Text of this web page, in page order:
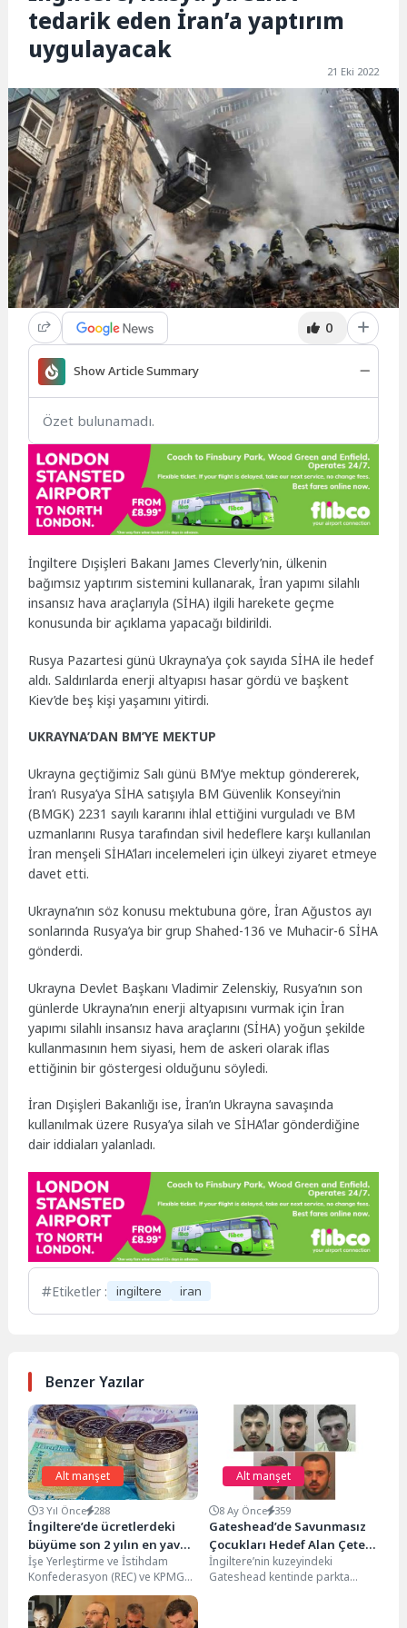
tedarik eden İran’a yaptırım
uygulayacak
21 Eki 2022
0
Show Article Summary
Özet bulunamadı.
İngiltere Dışişleri Bakanı James Cleverly’nin, ülkenin
bağımsız yaptırım sistemini kullanarak, İran yapımı silahlı
insansız hava araçlarıyla (SİHA) ilgili harekete geçme
konusunda bir açıklama yapacağı bildirildi.
Rusya Pazartesi günü Ukrayna’ya çok sayıda SİHA ile hedef
aldı. Saldırılarda enerji altyapısı hasar gördü ve başkent
Kiev’de beş kişi yaşamını yitirdi.
UKRAYNA’DAN BM’YE MEKTUP
Ukrayna geçtiğimiz Salı günü BM’ye mektup göndererek,
İran’ı Rusya’ya SİHA satışıyla BM Güvenlik Konseyi’nin
(BMGK) 2231 sayılı kararını ihlal ettiğini vurguladı ve BM
uzmanlarını Rusya tarafından sivil hedeflere karşı kullanılan
İran menşeli SİHA’ları incelemeleri için ülkeyi ziyaret etmeye
davet etti.
Ukrayna’nın söz konusu mektubuna göre, İran Ağustos ayı
sonlarında Rusya’ya bir grup Shahed-136 ve Muhacir-6 SİHA
gönderdi.
Ukrayna Devlet Başkanı Vladimir Zelenskiy, Rusya’nın son
günlerde Ukrayna’nın enerji altyapısını vurmak için İran
yapımı silahlı insansız hava araçlarını (SİHA) yoğun şekilde
kullanmasının hem siyasi, hem de askeri olarak iflas
ettiğinin bir göstergesi olduğunu söyledi.
İran Dışişleri Bakanlığı ise, İran’ın Ukrayna savaşında
kullanılmak üzere Rusya’ya silah ve SİHA’lar gönderdiğine
dair iddiaları yalanladı.
Etiketler : ingiltere iran
Benzer Yazılar
Alt manşet
3 Yıl Önce 288
İngiltere’de ücretlerdeki
büyüme son 2 yılın en yavaş
seviyesinde
İşe Yerleştirme ve İstihdam
Konfederasyon (REC) ve KPMG
tarafından yapılan ankete göre,
İngiltere`de ücret baskıları...
Alt manşet
8 Ay Önce 359
Gateshead’de Savunmasız
Çocukları Hedef Alan Çete
Çökertildi
İngiltere’nin kuzeyindeki
Gateshead kentinde parkta